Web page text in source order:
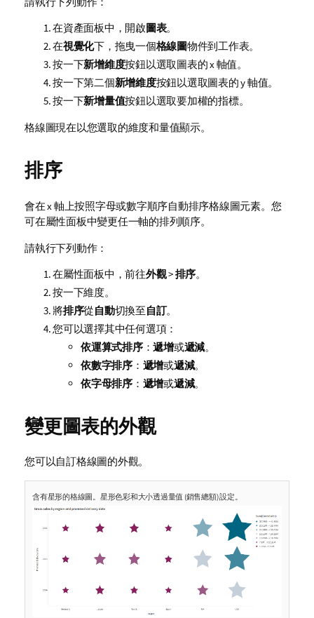
在資產面板中，開啟圖表。
在視覺化下，拖曳一個格線圖物件到工作表。
按一下新增維度按鈕以選取圖表的 x 軸值。
按一下第二個新增維度按鈕以選取圖表的 y 軸值。
按一下新增量值按鈕以選取要加權的指標。
格線圖現在以您選取的維度和量值顯示。
排序
會在 x 軸上按照字母或數字順序自動排序格線圖元素。您
可在屬性面板中變更任一軸的排列順序。
請執行下列動作：
在屬性面板中，前往外觀>排序。
按一下維度。
將排序從自動切換至自訂。
您可以選擇其中任何選項：
依運算式排序：遞增或遞減。
依數字排序： 遞增或遞減。
依字母排序： 遞增或遞減。
變更圖表的外觀
您可以自訂格線圖的外觀。
含有星形的格線圖。星形色彩和大小透過量值 (銷售總額) 設定。